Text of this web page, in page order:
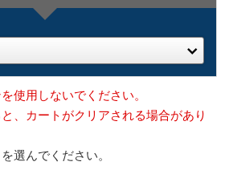
使用しないでください。
、カートがクリアされる場合があり
選んでください。